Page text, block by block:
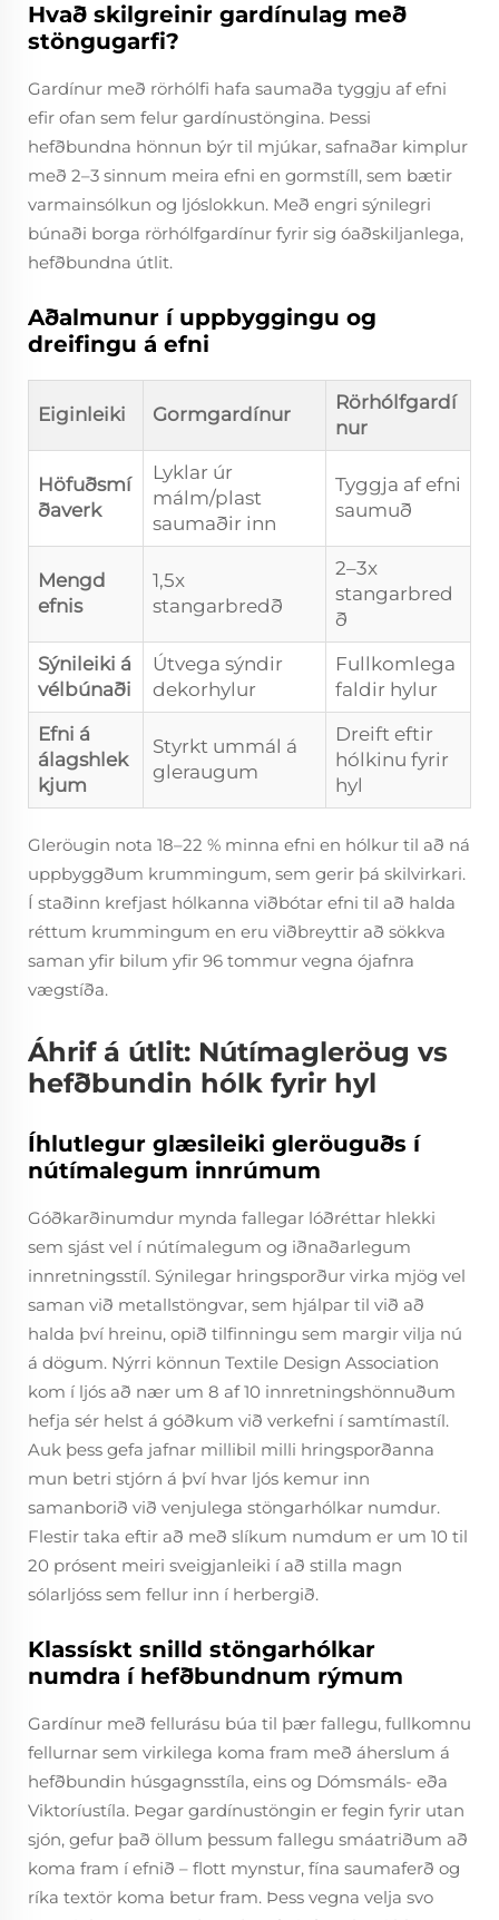
Hvað skilgreinir gardínulag með
stöngugarfi?
Gardínur með rörhólfi hafa saumaða tyggju af efni
efir ofan sem felur gardínustöngina. Þessi
hefðbundna hönnun býr til mjúkar, safnaðar kimplur
með 2–3 sinnum meira efni en gormstíll, sem bætir
varmainsólkun og ljóslokkun. Með engri sýnilegri
búnaði borga rörhólfgardínur fyrir sig óaðskiljanlega,
hefðbundna útlit.
Aðalmunur í uppbyggingu og
dreifingu á efni
Eiginleiki Gormgardínur
Rörhólfgardí
nur
Höfuðsmí
ðaverk
Lyklar úr
málm/plast
saumaðir inn
Tyggja af efni
saumuð
Mengd
efnis
1,5x
stangarbredð
2–3x
stangarbred
ð
Sýnileiki á
vélbúnaði
Útvega sýndir
dekorhylur
Fullkomlega
faldir hylur
Efni á
álagshlek
kjum
Styrkt ummál á
gleraugum
Dreift eftir
hólkinu fyrir
hyl
Gleröugin nota 18–22 % minna efni en hólkur til að ná
uppbyggðum krummingum, sem gerir þá skilvirkari.
Í staðinn krefjast hólkanna viðbótar efni til að halda
réttum krummingum en eru viðbreyttir að sökkva
saman yfir bilum yfir 96 tommur vegna ójafnra
vægstíða.
Áhrif á útlit: Nútímagleröug vs
hefðbundin hólk fyrir hyl
Íhlutlegur glæsileiki gleröuguðs í
nútímalegum innrúmum
Góðkarðinumdur mynda fallegar lóðréttar hlekki
sem sjást vel í nútímalegum og iðnaðarlegum
innretningsstíl. Sýnilegar hringsporður virka mjög vel
saman við metallstöngvar, sem hjálpar til við að
halda því hreinu, opið tilfinningu sem margir vilja nú
á dögum. Nýrri könnun Textile Design Association
kom í ljós að nær um 8 af 10 innretningshönnuðum
hefja sér helst á góðkum við verkefni í samtímastíl.
Auk þess gefa jafnar millibil milli hringsporðanna
mun betri stjórn á því hvar ljós kemur inn
samanborið við venjulega stöngarhólkar numdur.
Flestir taka eftir að með slíkum numdum er um 10 til
20 prósent meiri sveigjanleiki í að stilla magn
sólarljóss sem fellur inn í herbergið.
Klassískt snilld stöngarhólkar
numdra í hefðbundnum rýmum
Gardínur með fellurásu búa til þær fallegu, fullkomnu
fellurnar sem virkilega koma fram með áherslum á
hefðbundin húsgagnsstíla, eins og Dómsmáls- eða
Viktoríustíla. Þegar gardínustöngin er fegin fyrir utan
sjón, gefur það öllum þessum fallegu smáatriðum að
koma fram í efnið – flott mynstur, fína saumaferð og
ríka textör koma betur fram. Þess vegna velja svo